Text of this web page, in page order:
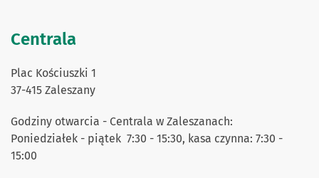
Centrala
Plac Kościuszki 1
37-415 Zaleszany
Godziny otwarcia - Centrala w Zaleszanach:
Poniedziałek - piątek 7:30 - 15:30, kasa czynna: 7:30 -
15:00